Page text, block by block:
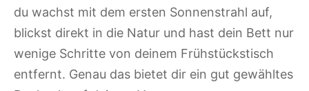
du wachst mit dem ersten Sonnenstrahl auf,
blickst direkt in die Natur und hast dein Bett nur
wenige Schritte von deinem Frühstückstisch
entfernt. Genau das bietet dir ein gut gewähltes